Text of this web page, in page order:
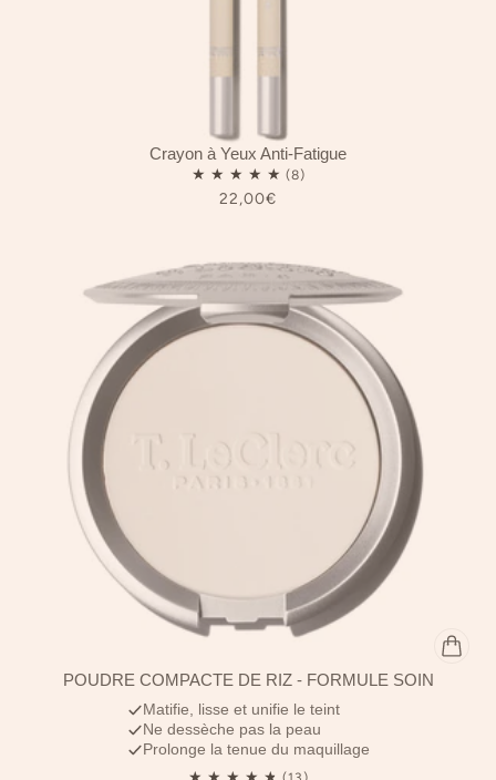
Crayon à Yeux Anti-Fatigue
22,00€
POUDRE COMPACTE DE RIZ - FORMULE SOIN
Matifie, lisse et unifie le teint
Ne dessèche pas la peau
Prolonge la tenue du maquillage